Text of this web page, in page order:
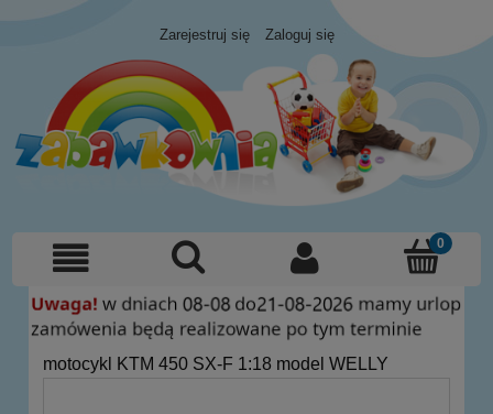
Zarejestruj się Zaloguj się
motocykl KTM 450 SX-F 1:18 model WELLY